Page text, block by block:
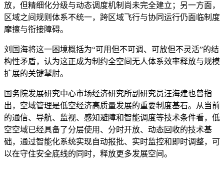
放，但精细化分级与动态调度机制尚未完全建立；另一方面，
区域之间规则体系不统一，跨区域飞行与协同运行仍面临制度
摩擦与衔接障碍。
刘国海将这一困境概括为“可用但不可调、可放但不灵活”的结
构性矛盾，认为这正成为制约全空间无人体系效率释放与规模
扩展的关键掣肘。
国务院发展研究中心市场经济研究所副研究员汪海建也曾指
出，空域管理是低空经济高质量发展的重要制度基石。从当前
的通信、导航、监视、感知避障和智能调度等技术条件看，低
空空域已经具备了分层使用、分时开放、动态回收的技术基
础，通过智能化系统实现自动报批、实时监控和即时调整，可
以在守住安全底线的同时，释放更多发展空间。